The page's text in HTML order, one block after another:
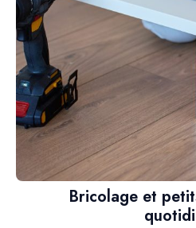
Bricolage et